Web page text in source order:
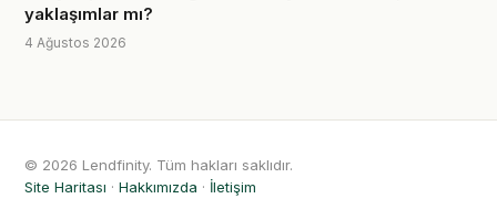
yaklaşımlar mı?
4 Ağustos 2026
© 2026 Lendfinity. Tüm hakları saklıdır.
Site Haritası · Hakkımızda · İletişim